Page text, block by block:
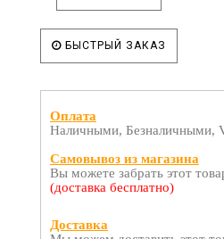
БЫСТРЫЙ ЗАКАЗ
Оплата
Наличными, Безналичными,
Самовывоз из магазина
Вы можете забрать этот
(доставка бесплатно)
Доставка